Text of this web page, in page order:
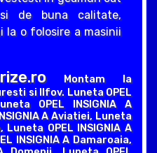
de buna calitate,
la o folosire a masinii
Montam la
si Ilfov. Luneta OPEL
OPEL INSIGNIA A
A Aviatiei, Luneta
Luneta OPEL INSIGNIA A
INSIGNIA A Damaroaia,